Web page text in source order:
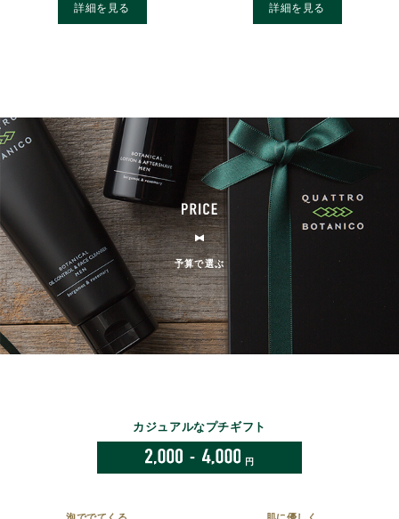
詳細を見る 詳細を見る
予算で選ぶ
カジュアルなプチギフト
- 円